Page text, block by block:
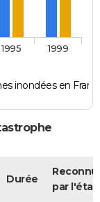
inondées en
1995 1999
Durée
par l'état